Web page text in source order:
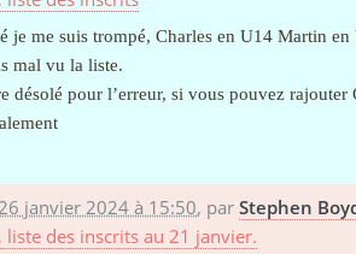
je me suis trompé, Charles en U14 Martin
mal vu la liste.
désolé pour l’erreur, si vous pouvez rajouter
janvier 2024 à 15:50, parStephen
liste des inscrits au 21 janvier.